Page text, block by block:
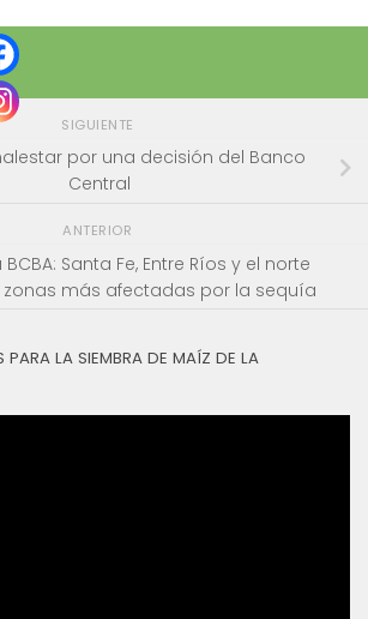
SIGUIENTE
por una decisión del Banco
Central
ANTERIOR
Santa Fe, Entre Ríos y el norte
zonas más afectadas por la sequía
PARA LA SIEMBRA DE MAÍZ DE LA